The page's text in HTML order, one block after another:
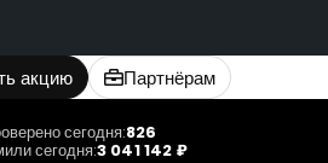
акцию Партнёрам
сегодня:826
сегодня:3 041 142 ₽